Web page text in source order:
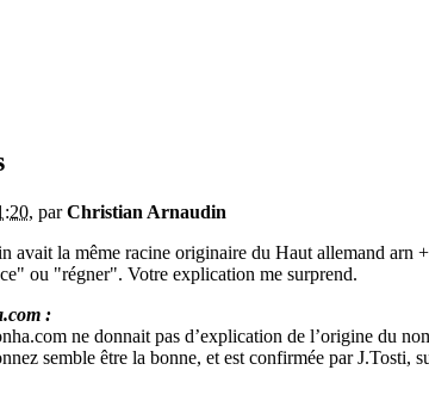
, parChristian Arnaudin
avait la même racine originaire du Haut allemand
ou "régner". Votre explication me surprend.
:
ne donnait pas d’explication de l’origine du
semble être la bonne, et est confirmée par J.Tosti,